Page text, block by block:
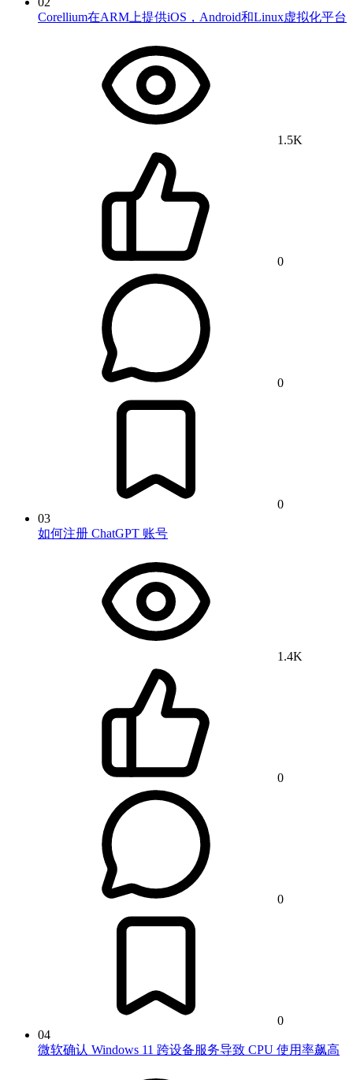
Corellium在ARM上提供iOS，Android和Linux虚拟化平台
1.5K
0
0
0
03
如何注册 ChatGPT 账号
1.4K
0
0
0
04
微软确认 Windows 11 跨设备服务导致 CPU 使用率飙高